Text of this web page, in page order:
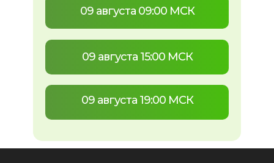
09 августа 09:00 МСК
09 августа 19:00 МСК
09 августа 15:00 МСК